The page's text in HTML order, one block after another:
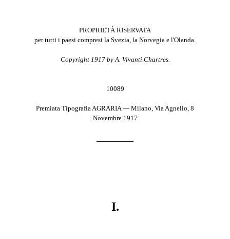
PROPRIETÀ RISERVATA
per tutti i paesi compresi la Svezia, la Norvegia e l'Olanda.
Copyright 1917 by A. Vivanti Chartres.
10089
Premiata Tipografia AGRARIA — Milano, Via Agnello, 8
Novembre 1917
I.